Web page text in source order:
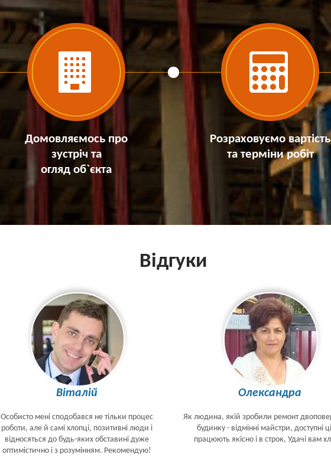
Домовляємось про
зустріч та
огляд об`єкта
Розраховуємо вартість
та терміни робіт
Відгуки
Віталій
Особисто мені сподобався не тільки процес
роботи, але й самі хлопці, позитивні люди і
відносяться до будь-яких обставині дуже
оптимістично і з розумінням. Рекомендую!
Олександра
Як людина, якій зробили ремонт
будинку - відмінні майстри, доступні
працюють якісно і в строк, Удачі вам